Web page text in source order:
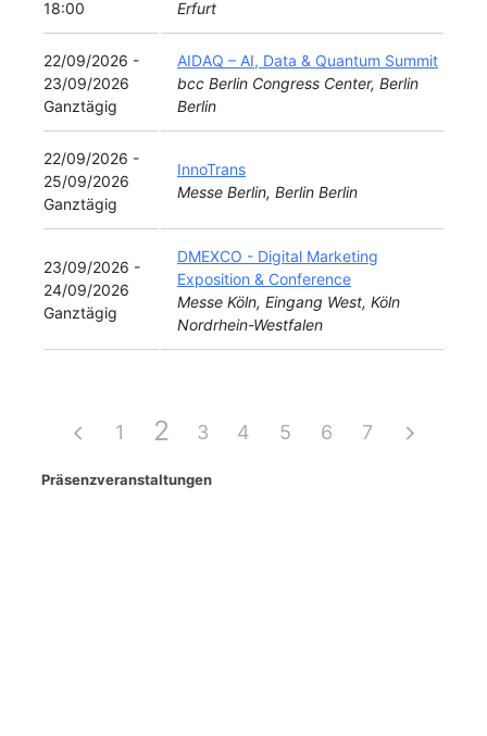
18:00
Erfurt
22/09/2026 -
23/09/2026
Ganztägig
AIDAQ – AI, Data & Quantum Summit
bcc Berlin Congress Center, Berlin
Berlin
22/09/2026 -
25/09/2026
Ganztägig
InnoTrans
Messe Berlin, Berlin Berlin
23/09/2026 -
24/09/2026
Ganztägig
DMEXCO - Digital Marketing
Exposition & Conference
Messe Köln, Eingang West, Köln
Nordrhein-Westfalen
1 2 3 4 5 6 7
Präsenzveranstaltungen